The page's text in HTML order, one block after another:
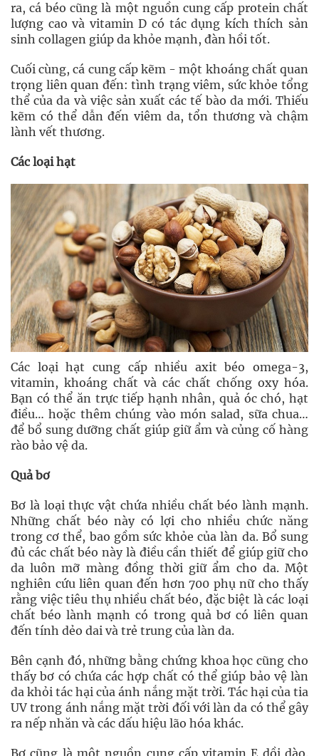
ra, cá béo cũng là một nguồn cung cấp protein chất
lượng cao và vitamin D có tác dụng kích thích sản
Cuối cùng, cá cung cấp kẽm - một khoáng chất quan
trọng liên quan đến: tình trạng viêm, sức khỏe tổng
thể của da và việc sản xuất các tế bào da mới. Thiếu
kẽm có thể dẫn đến viêm da, tổn thương và chậm
Các loại hạt
vitamin, khoáng chất và các chất chống oxy hóa.
Bạn có thể ăn trực tiếp hạnh nhân, quả óc chó, hạt
điều… hoặc thêm chúng vào món salad, sữa chua…
để bổ sung dưỡng chất giúp giữ ẩm và củng cố hàng
rào bảo vệ da.
Quả bơ
Bơ là loại thực vật chứa nhiều chất béo lành mạnh.
Những chất béo này có lợi cho nhiều chức năng
trong cơ thể, bao gồm sức khỏe của làn da. Bổ sung
đủ các chất béo này là điều cần thiết để giúp giữ cho
da luôn mỡ màng đồng thời giữ ẩm cho da. Một
nghiên cứu liên quan đến hơn 700 phụ nữ cho thấy
rằng việc tiêu thụ nhiều chất béo, đặc biệt là các loại
chất béo lành mạnh có trong quả bơ có liên quan
đến tính dẻo dai và trẻ trung của làn da.
Bên cạnh đó, những bằng chứng khoa học cũng cho
thấy bơ có chứa các hợp chất có thể giúp bảo vệ làn
da khỏi tác hại của ánh nắng mặt trời. Tác hại của tia
UV trong ánh nắng mặt trời đối với làn da có thể gây
ra nếp nhăn và các dấu hiệu lão hóa khác.
Bơ cũng là một nguồn cung cấp vitamin E dồi dào.